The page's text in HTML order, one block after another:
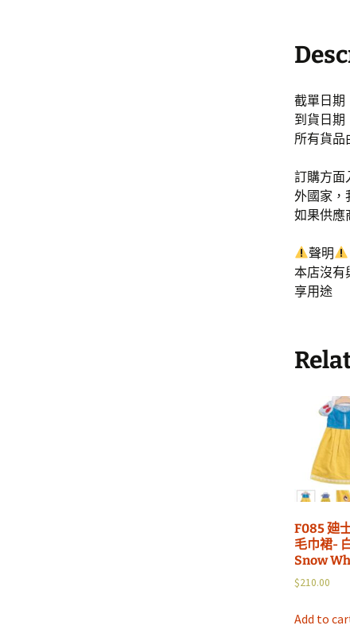
截單日期
到貨日期
所有貨品
訂購方面
外國家，
如果供應
聲明
本店沒有
享用途
F085 廸
毛巾裙-
Snow
$210.00
Add to